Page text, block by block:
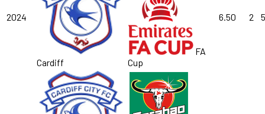
2024
Cardiff
FA
Cup
6.50 2